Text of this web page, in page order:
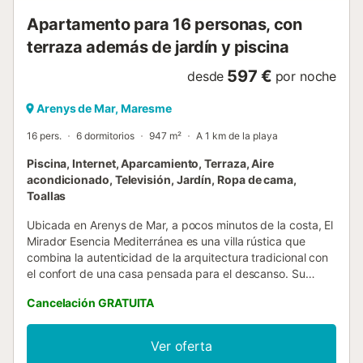
Apartamento para 16 personas, con
terraza además de jardín y piscina
desde 597 € por noche
Arenys de Mar, Maresme
16 pers. 6 dormitorios 947 m² A 1 km de la playa
Piscina, Internet, Aparcamiento, Terraza, Aire
acondicionado, Televisión, Jardín, Ropa de cama,
Toallas
Ubicada en Arenys de Mar, a pocos minutos de la costa, El
Mirador Esencia Mediterránea es una villa rústica que
combina la autenticidad de la arquitectura tradicional con
el confort de una casa pensada para el descanso. Su
Mediterráneo, transmite calidez y una sensación de hogar,
creando el refugio perfecto para quienes buscan
desconectar en un entorno exclusivo. Con una distribución
amplia y acogedora, esta casa cuenta con seis
Cancelación GRATUITA
Ver oferta